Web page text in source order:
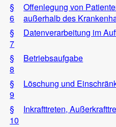
§
6
Offenlegung von
außerhalb des
§
7
Datenverarbeitung im
§
8
Betriebsaufgabe
§
9
Löschung und
§
10
Inkrafttreten,